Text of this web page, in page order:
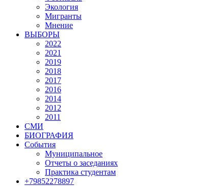
Экология
Мигранты
Мнение
ВЫБОРЫ
2022
2021
2019
2018
2017
2016
2014
2012
2011
СМИ
БИОГРАФИЯ
События
Муниципальное
Отчеты о заседаниях
Практика студентам
+79852278897